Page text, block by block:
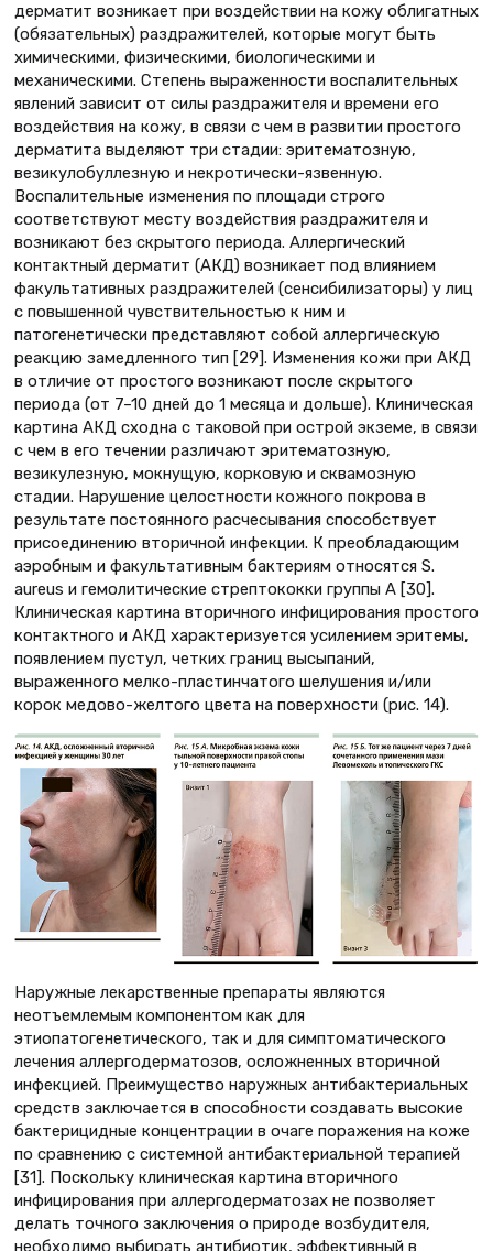
дерматит возникает при воздействии на кожу облигатных
(обязательных) раздражителей, которые могут быть
химическими, физическими, биологическими и
механическими. Степень выраженности воспалительных
явлений зависит от силы раздражителя и времени его
воздействия на кожу, в связи с чем в развитии простого
дерматита выделяют три стадии: эритематозную,
везикулобуллезную и некротически-язвенную.
Воспалительные изменения по площади строго
соответствуют месту воздействия раздражителя и
возникают без скрытого периода. Аллергический
контактный дерматит (АКД) возникает под влиянием
факультативных раздражителей (сенсибилизаторы) у лиц
с повышенной чувствительностью к ним и
патогенетически представляют собой аллергическую
реакцию замедленного тип [29]. Изменения кожи при АКД
в отличие от простого возникают после скрытого
периода (от 7–10 дней до 1 месяца и дольше). Клиническая
картина АКД сходна с таковой при острой экземе, в связи
с чем в его течении различают эритематозную,
везикулезную, мокнущую, корковую и сквамозную
стадии. Нарушение целостности кожного покрова в
результате постоянного расчесывания способствует
присоединению вторичной инфекции. К преобладающим
аэробным и факультативным бактериям относятся S.
aureus и гемолитические стрептококки группы А [30].
Клиническая картина вторичного инфицирования простого
контактного и АКД характеризуется усилением эритемы,
появлением пустул, четких границ высыпаний,
выраженного мелко-пластинчатого шелушения и/или
корок медово-желтого цвета на поверхности (рис. 14).
Наружные лекарственные препараты являются
неотъемлемым компонентом как для
этиопатогенетического, так и для симптоматического
лечения аллергодерматозов, осложненных вторичной
инфекцией. Преимущество наружных антибактериальных
средств заключается в способности создавать высокие
бактерицидные концентрации в очаге поражения на коже
по сравнению с системной антибактериальной терапией
[31]. Поскольку клиническая картина вторичного
инфицирования при аллергодерматозах не позволяет
делать точного заключения о природе возбудителя,
необходимо выбирать антибиотик, эффективный в